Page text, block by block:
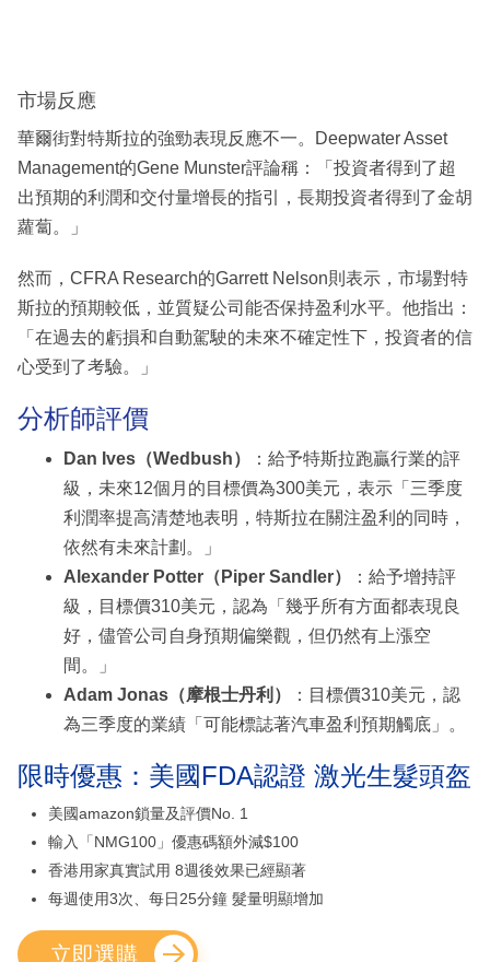
市場反應
華爾街對特斯拉的強勁表現反應不一。Deepwater Asset
Management的Gene Munster評論稱：「投資者得到了超
出預期的利潤和交付量增長的指引，長期投資者得到了金胡
蘿蔔。」
然而，CFRA Research的Garrett Nelson則表示，市場對特
斯拉的預期較低，並質疑公司能否保持盈利水平。他指出：
「在過去的虧損和自動駕駛的未來不確定性下，投資者的信
心受到了考驗。」
分析師評價
Dan Ives（Wedbush）
：給予特斯拉跑贏行業的評
級，未來12個月的目標價為300美元，表示「三季度
利潤率提高清楚地表明，特斯拉在關注盈利的同時，
依然有未來計劃。」
Alexander Potter（Piper Sandler）
：給予增持評
級，目標價310美元，認為「幾乎所有方面都表現良
好，儘管公司自身預期偏樂觀，但仍然有上漲空
間。」
Adam Jonas（摩根士丹利）
：目標價310美元，認
為三季度的業績「可能標誌著汽車盈利預期觸底」。
限時優惠：美國FDA認證 激光生髮頭盔
美國amazon鎖量及評價No. 1
輸入「NMG100」優惠碼額外減$100
香港用家真實試用 8週後效果已經顯著
每週使用3次、每日25分鐘 髮量明顯增加
立即選購